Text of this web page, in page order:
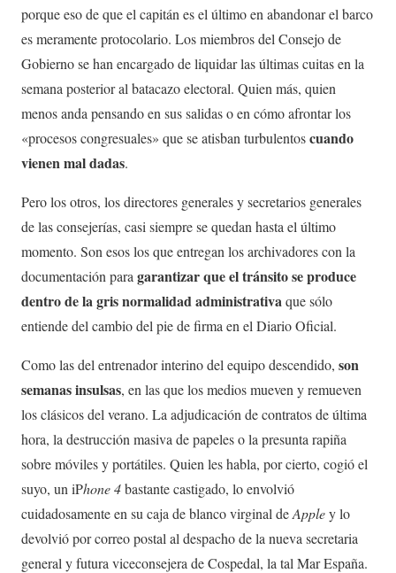
porque eso de que el capitán es el último en abandonar el barco
es meramente protocolario. Los miembros del Consejo de
Gobierno se han encargado de liquidar las últimas cuitas en la
semana posterior al batacazo electoral. Quien más, quien
menos anda pensando en sus salidas o en cómo afrontar los
«procesos congresuales» que se atisban turbulentoscuando
vienen mal dadas.
Pero los otros, los directores generales y secretarios generales
de las consejerías, casi siempre se quedan hasta el último
momento. Son esos los que entregan los archivadores con la
documentación para garantizar que el tránsito se produce
dentro de la gris normalidad administrativa que sólo
entiende del cambio del pie de firma en el Diario Oficial.
Como las del entrenador interino del equipo descendido, son
semanas insulsas, en las que los medios mueven y remueven
los clásicos del verano. La adjudicación de contratos de última
hora, la destrucción masiva de papeles o la presunta rapiña
sobre móviles y portátiles. Quien les habla, por cierto, cogió el
suyo, un iPhone 4bastante castigado, lo envolvió
cuidadosamente en su caja de blanco virginal deAppley lo
devolvió por correo postal al despacho de la nueva secretaria
general y futura viceconsejera de Cospedal, la tal Mar España.